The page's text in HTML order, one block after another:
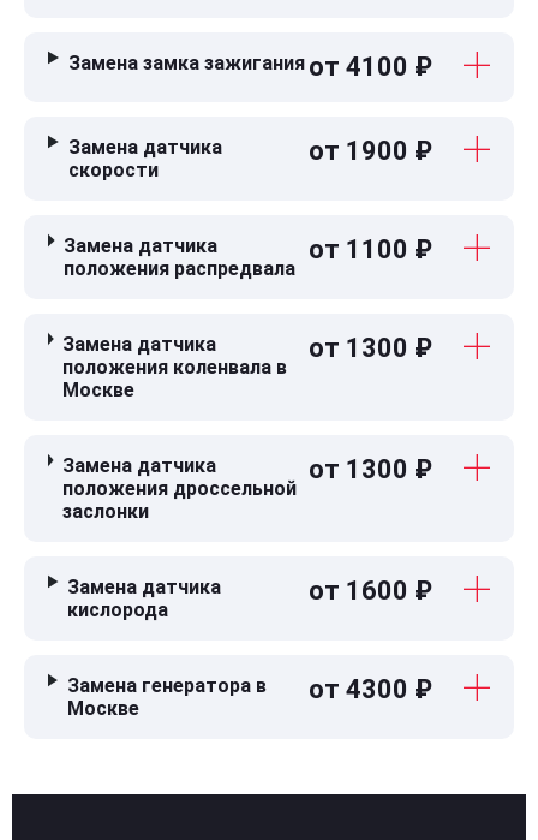
Замена замка зажигания от 4100 ₽
Замена датчика
скорости
от 1900 ₽
Замена датчика
положения распредвала
от 1100 ₽
Замена датчика
положения коленвала в
Москве
от 1300 ₽
Замена датчика
положения дроссельной
заслонки
от 1300 ₽
Замена датчика
кислорода
от 1600 ₽
Замена генератора в
Москве
от 4300 ₽